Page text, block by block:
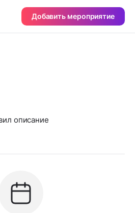
Добавить мероприятие
описание